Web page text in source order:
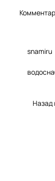
snamiru
Назад